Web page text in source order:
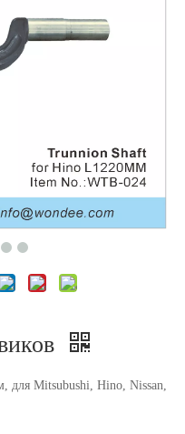
для Mitsubushi, Hino, Nissan,